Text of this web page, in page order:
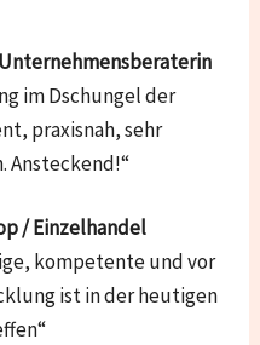
im Dschungel der
praxisnah, sehr
/ Einzelhandel
kompetente und vor
ist in der heutigen